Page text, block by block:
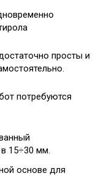
просты и
потребуются
15÷30 мм.
основе для